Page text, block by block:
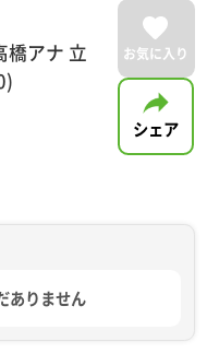
橋アナ 立
お気に入り
シェア
ありません